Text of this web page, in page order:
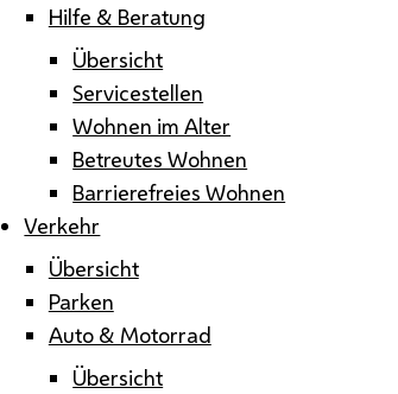
Hilfe & Beratung
Übersicht
Servicestellen
Wohnen im Alter
Betreutes Wohnen
Barrierefreies Wohnen
Verkehr
Übersicht
Parken
Auto & Motorrad
Übersicht